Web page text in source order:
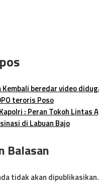
Kembali beredar video
teroris Poso
Kapolri : Peran Tokoh Lintas
di Labuan Bajo
Balasan
tidak akan dipublikasikan.